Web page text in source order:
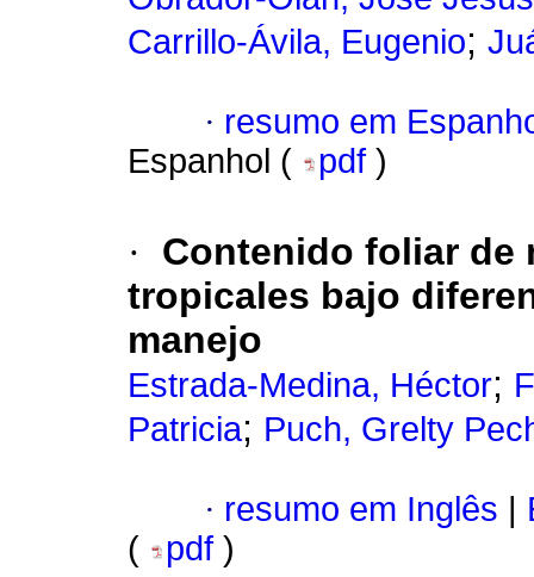
Carrillo-Ávila, Eugenio;
· resumo em
Espanhol (
pdf )
·
Contenido foliar de
tropicales bajo
manejo
Estrada-Medina, Héctor;
Patricia; Puch, Grelty
· resumo em Inglês
(
pdf )